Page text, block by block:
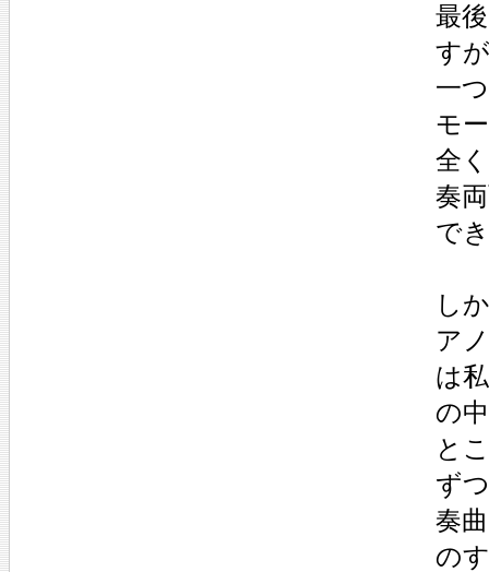
最
す
一
モ
全
奏
で
し
ア
は
の
と
ず
奏
の